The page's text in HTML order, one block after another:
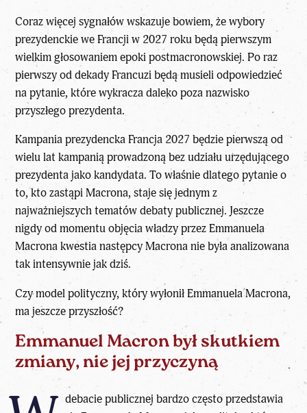
Coraz więcej sygnałów wskazuje bowiem, że wybory
prezydenckie we Francji w 2027 roku będą pierwszym
wielkim głosowaniem epoki postmacronowskiej. Po raz
pierwszy od dekady Francuzi będą musieli odpowiedzieć
na pytanie, które wykracza daleko poza nazwisko
przyszłego prezydenta.
Kampania prezydencka Francja 2027 będzie pierwszą od
wielu lat kampanią prowadzoną bez udziału urzędującego
prezydenta jako kandydata. To właśnie dlatego pytanie o
to, kto zastąpi Macrona, staje się jednym z
najważniejszych tematów debaty publicznej. Jeszcze
nigdy od momentu objęcia władzy przez Emmanuela
Macrona kwestia następcy Macrona nie była analizowana
tak intensywnie jak dziś.
Czy model polityczny, który wyłoniłEmmanuela Macrona,
ma jeszcze przyszłość?
Emmanuel Macron był skutkiem
zmiany, nie jej przyczyną
debacie publicznej bardzo często przedstawia